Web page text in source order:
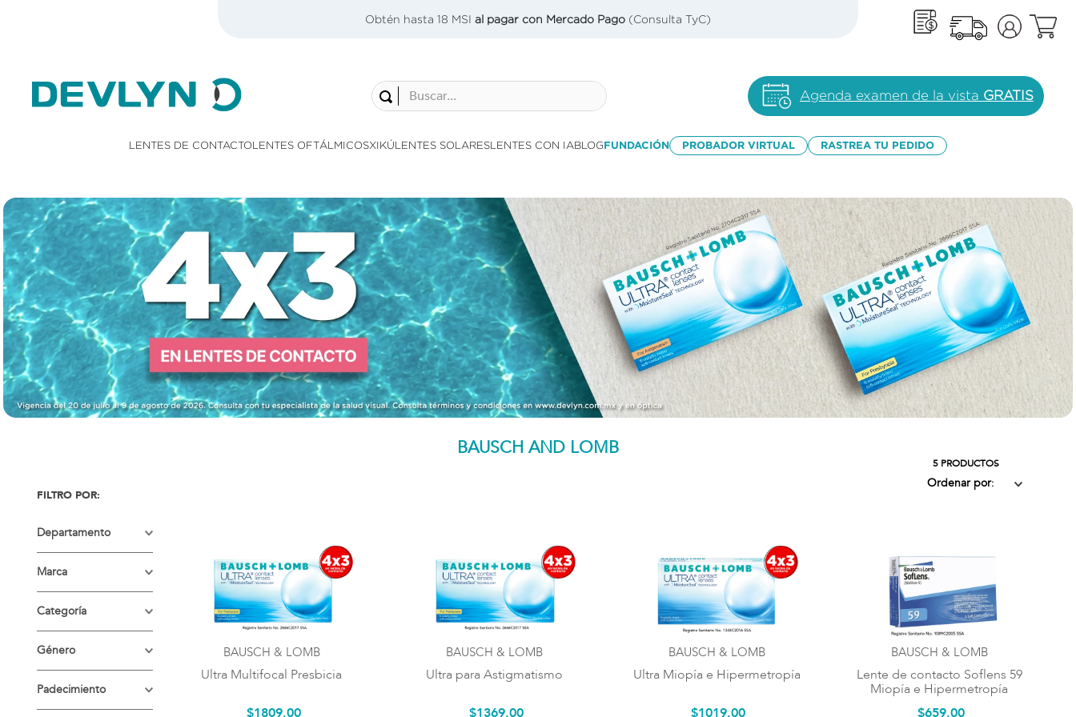
Obtén hasta 18 MSI al pagar con Mercado Pago (Consulta TyC)
Buscar...
Agenda examen de la vista GRATIS
LENTES DE CONTACTOLENTES OFTÁLMICOSXIKÚLENTES SOLARESLENTES CON IABLOGFUNDACIÓN PROBADOR VIRTUAL RASTREA TU PEDIDO
BAUSCH AND LOMB
Departamento
Marca
Categoría
Astigmatismo
Género
Unisex
Padecimiento
5 PRODUCTOS
Ordenar por
BAUSCH & LOMB
Ultra Multifocal Presbicia
$1809.00
BAUSCH & LOMB
Ultra para Astigmatismo
$1369.00
BAUSCH & LOMB
Ultra Miopía e Hipermetropía
$1019.00
BAUSCH & LOMB
Lente de contacto Soflens 59
Miopía e Hipermetropía
$659.00